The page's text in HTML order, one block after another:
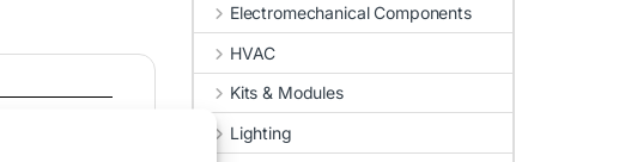
Electromechanical Components
HVAC
Kits & Modules
Lighting